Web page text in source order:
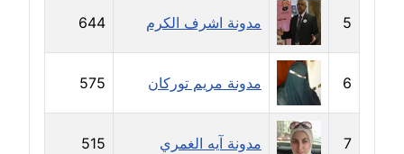
عاملة
مدونة حسين درمشاكي
عاملة
مدونة حلا عادل
عاملة
5 مدونة اشرف الكرم 644
6 مدونة مريم توركان 575
7 مدونة آيه الغمري 515